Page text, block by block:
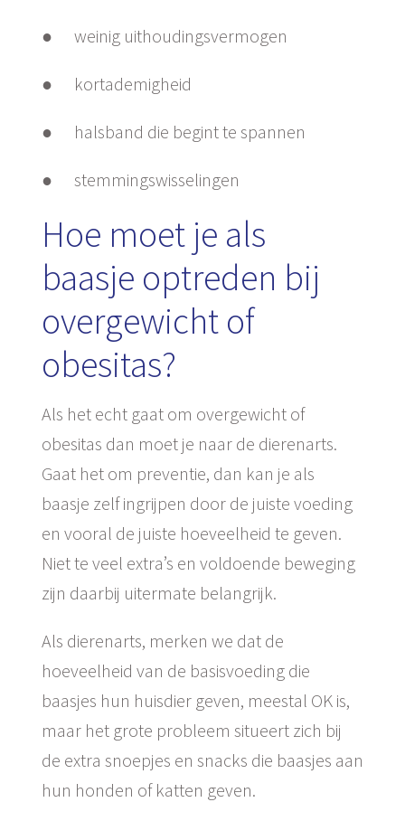
● weinig uithoudingsvermogen
● kortademigheid
● halsband die begint te spannen
● stemmingswisselingen
Hoe moet je als
baasje optreden bij
overgewicht of
obesitas?
Als het echt gaat om overgewicht of
obesitas dan moet je naar de dierenarts.
Gaat het om preventie, dan kan je als
baasje zelf ingrijpen door de juiste voeding
en vooral de juiste hoeveelheid te geven.
Niet te veel extra’s en voldoende beweging
zijn daarbij uitermate belangrijk.
Als dierenarts, merken we dat de
hoeveelheid van de basisvoeding die
baasjes hun huisdier geven, meestal OK is,
maar het grote probleem situeert zich bij
de extra snoepjes en snacks die baasjes aan
hun honden of katten geven.